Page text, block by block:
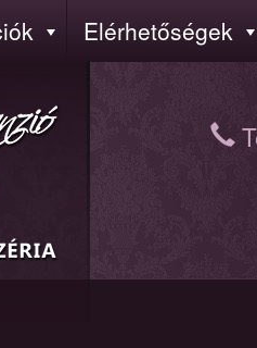
Elérhetőségek